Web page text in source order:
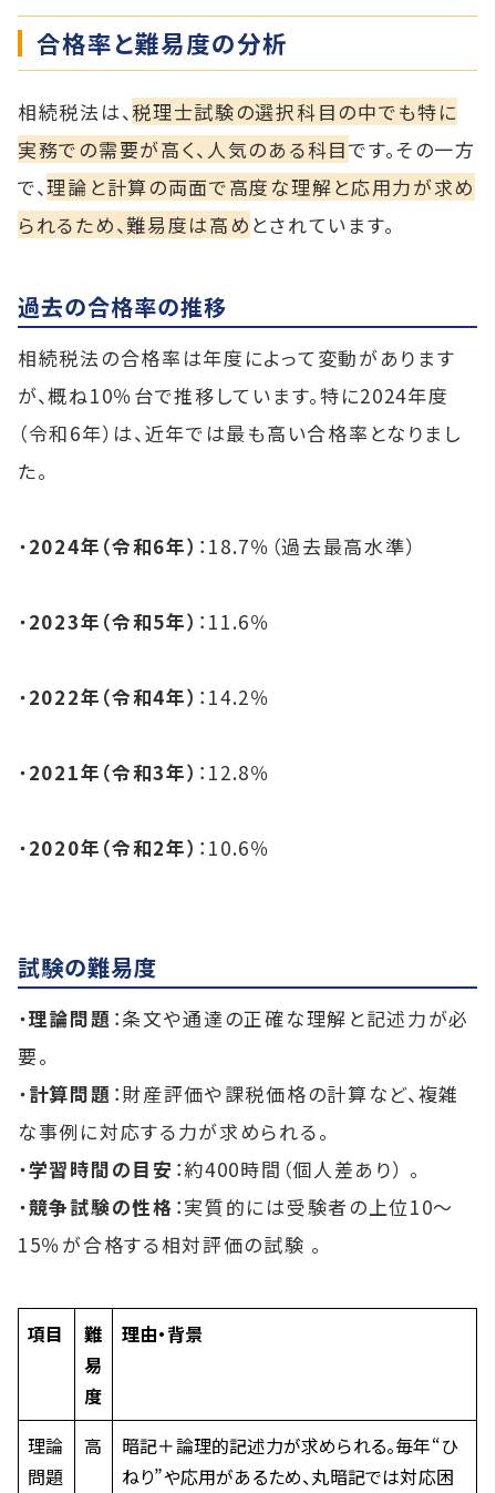
合格率と難易度の分析
相続税法は、税理士試験の選択科目の中でも特に
実務での需要が高く、人気のある科目です。​その一方
で、理論と計算の両面で高度な理解と応用力が求め
られるため、難易度は高め とされています。
過去の合格率の推移
相続税法の合格率は年度によって変動があります
が、概ね10％台で推移しています。​特に2024年度
（令和6年）は、近年では最も高い合格率となりまし
た。
・2024年（令和6年） ：​18.7％（過去最高水準）
・2023年（令和5年） ：​11.6％
・2022年（令和4年） ：​14.2％
・2021年（令和3年） ：​12.8％
・2020年（令和2年） ：​10.6％
試験の難易度
・理論問題 ：​条文や通達の正確な理解と記述力が必
要。
・計算問題 ：​財産評価や課税価格の計算など、複雑
な事例に対応する力が求められる。
・学習時間の目安 ：​約400時間（個人差あり） 。
・競争試験の性格 ：​実質的には受験者の上位10～
15％が合格する相対評価の試験 。​
項目
難
易
度
理由・背景
理論
問題
高
暗記＋論理的記述力が求められる。毎年“ひ
ねり”や応用があるため、丸暗記では対応困